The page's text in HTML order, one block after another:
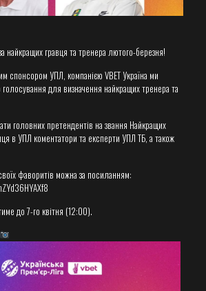
найкращих гравця та тренера лютого-березня!
спонсором УПЛ, компанією VBET Україна ми
для визначення найкращих тренера та
головних претендентів на звання Найкращих
в УПЛ коментатори та експерти УПЛ ТБ, а також
фаворитів можна за посиланням:
до 7-го квітня (12:00).